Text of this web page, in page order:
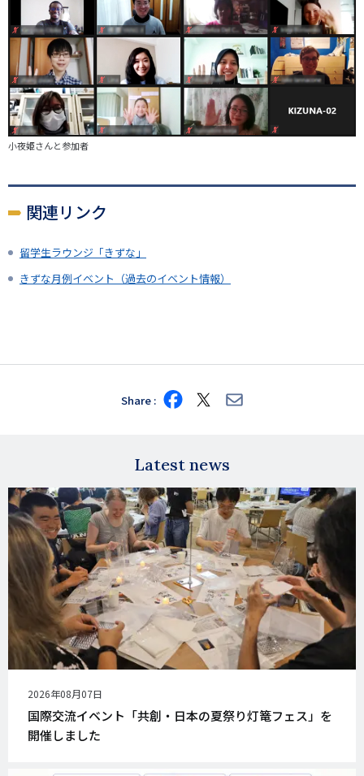
小夜姫さんと参加者
関連リンク
留学生ラウンジ「きずな」
きずな月例イベント（過去のイベント情報）
Share Share
on
Share
on
Share
via
Latest news
公
開
日
2026年08月07日
国際交流イベント「共創・日本の夏祭り灯篭フェス」を
開催しました